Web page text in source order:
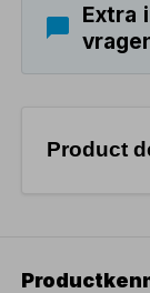
Extra
Product